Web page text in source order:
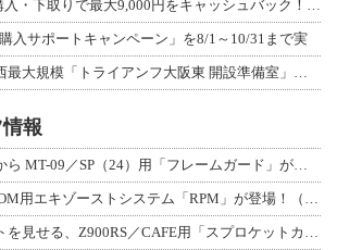
入サポートキャンペーン」を8/1～10/31まで実
報